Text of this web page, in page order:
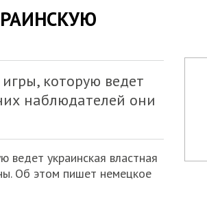
которую ведет
наблюдателей они
ведет украинская властная
Об этом пишет немецкое